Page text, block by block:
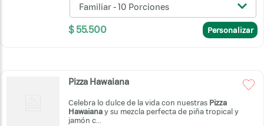
Familiar - 10 Porciones
$55.500 Personalizar
Pizza Hawaiana
Celebra lo dulce de la vida con nuestras Pizza
Hawaiana y su mezcla perfecta de piña tropical y
jamón c...